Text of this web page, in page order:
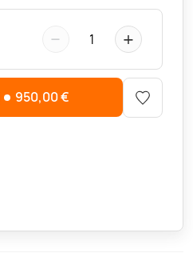
− 1 +
950,00€